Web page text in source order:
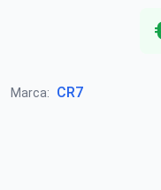
Marca: CR7